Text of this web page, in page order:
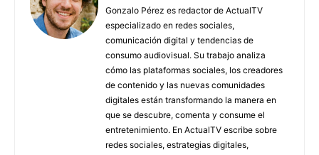
Gonzalo Pérez es redactor de ActualTV
especializado en redes sociales,
comunicación digital y tendencias de
consumo audiovisual. Su trabajo analiza
cómo las plataformas sociales, los creadores
de contenido y las nuevas comunidades
digitales están transformando la manera en
que se descubre, comenta y consume el
entretenimiento. En ActualTV escribe sobre
redes sociales, estrategias digitales,